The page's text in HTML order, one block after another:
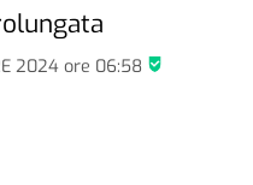
2024ore 06:58